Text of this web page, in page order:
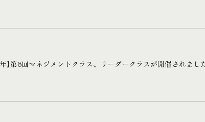
年】第6回マネジメントクラス、リーダークラスが開催されまし